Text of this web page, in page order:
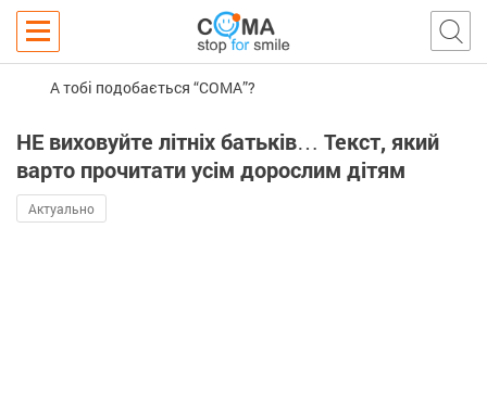
А тобі подобається “COMA”?
НЕ виховуйте літніх батьків… Текст, який
варто прочитати усім дорослим дітям
Актуально